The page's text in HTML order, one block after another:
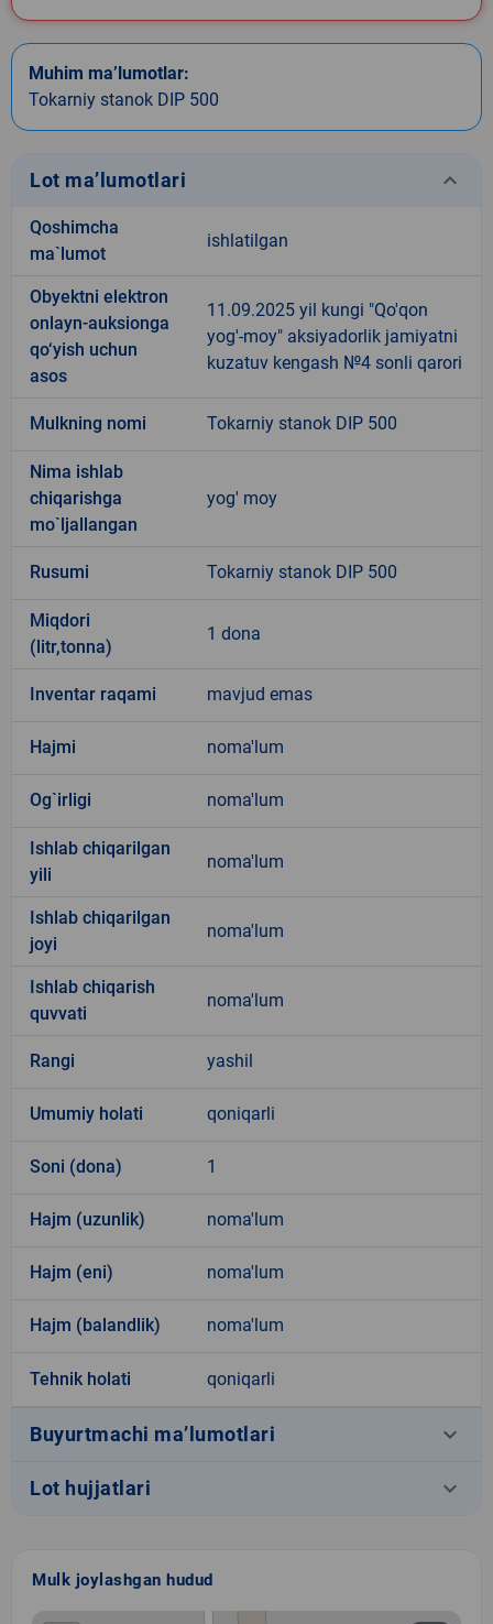
Muhim ma’lumotlar:
Tokarniy stanok DIP 500
Lot ma’lumotlari keyboard_arrow_down
Qoshimcha
ma`lumot
ishlatilgan
Obyektni elektron
onlayn-auksionga
qo‘yish uchun
asos
11.09.2025 yil kungi "Qo'qon
yog'-moy" aksiyadorlik jamiyatni
kuzatuv kengash №4 sonli qarori
Mulkning nomi Tokarniy stanok DIP 500
Nima ishlab
chiqarishga
mo`ljallangan
yog' moy
Rusumi Tokarniy stanok DIP 500
Miqdori
(litr,tonna)
1 dona
Inventar raqami mavjud emas
Hajmi noma'lum
Og`irligi noma'lum
Ishlab chiqarilgan
yili
noma'lum
Ishlab chiqarilgan
joyi
noma'lum
Ishlab chiqarish
quvvati
noma'lum
Rangi yashil
Umumiy holati qoniqarli
Soni (dona) 1
Hajm (uzunlik) noma'lum
Hajm (eni) noma'lum
Hajm (balandlik) noma'lum
Tehnik holati qoniqarli
Buyurtmachi ma’lumotlari keyboard_arrow_down
Lot hujjatlari keyboard_arrow_down
Mulk joylashgan hudud